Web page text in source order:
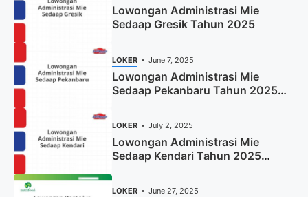
Lowongan Administrasi Mie
Sedaap Gresik Tahun 2025
LOKER June 7, 2025
Lowongan Administrasi Mie
Sedaap Pekanbaru Tahun 2025
LOKER July 2, 2025
Lowongan Administrasi Mie
Sedaap Kendari Tahun 2025
LOKER June 27, 2025